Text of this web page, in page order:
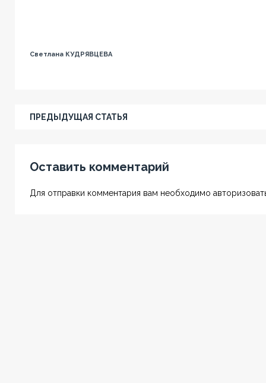
Светлана КУДРЯВЦЕВА
ПРЕДЫДУЩАЯ СТАТЬЯ
Оставить комментарий
Для отправки комментария вам необходимо